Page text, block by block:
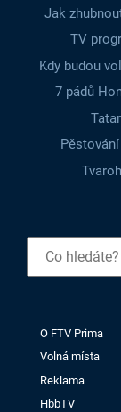
Jak
TV
Kdy budou
7 pádů
O FTV Prima
Volná místa
Reklama
HbbTV